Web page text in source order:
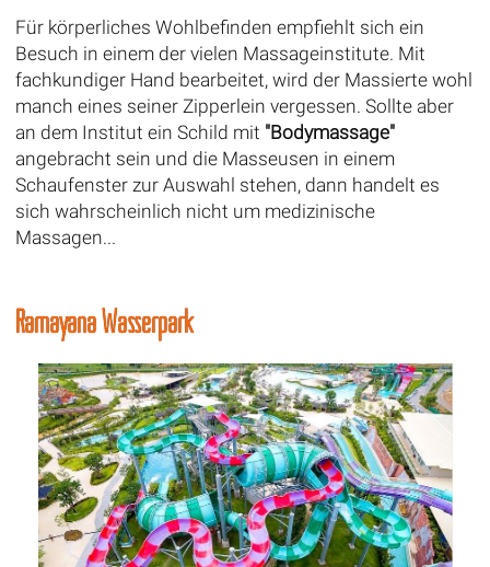
Für körperliches Wohlbefinden empfiehlt sich ein
Besuch in einem der vielen Massageinstitute. Mit
fachkundiger Hand bearbeitet, wird der Massierte wohl
manch eines seiner Zipperlein vergessen. Sollte aber
an dem Institut ein Schild mit "Bodymassage"
angebracht sein und die Masseusen in einem
Schaufenster zur Auswahl stehen, dann handelt es
sich wahrscheinlich nicht um medizinische
Massagen...
Ramayana Wasserpark